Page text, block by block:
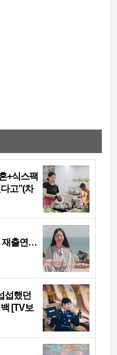
+식스팩
고”(차
재출연…
섭했던
백 [TV보